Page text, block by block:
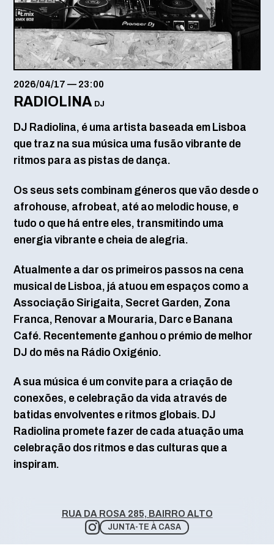
2026/04/17 — 23:00
RADIOLINA DJ
DJ Radiolina, é uma artista baseada em Lisboa
que traz na sua música uma fusão vibrante de
ritmos para as pistas de dança.
Os seus sets combinam géneros que vão desde o
afrohouse, afrobeat, até ao melodic house, e
tudo o que há entre eles, transmitindo uma
energia vibrante e cheia de alegria.
Atualmente a dar os primeiros passos na cena
musical de Lisboa, já atuou em espaços como a
Associação Sirigaita, Secret Garden, Zona
Franca, Renovar a Mouraria, Darc e Banana
Café. Recentemente ganhou o prémio de melhor
DJ do mês na Rádio Oxigénio.
A sua música é um convite para a criação de
conexões, e celebração da vida através de
batidas envolventes e ritmos globais. DJ
Radiolina promete fazer de cada atuação uma
celebração dos ritmos e das culturas que a
inspiram.
RUA DA ROSA 285, BAIRRO ALTO
JUNTA-TE À CASA